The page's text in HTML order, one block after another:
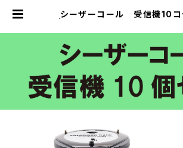
シーザーコール 受信機10コ
プ